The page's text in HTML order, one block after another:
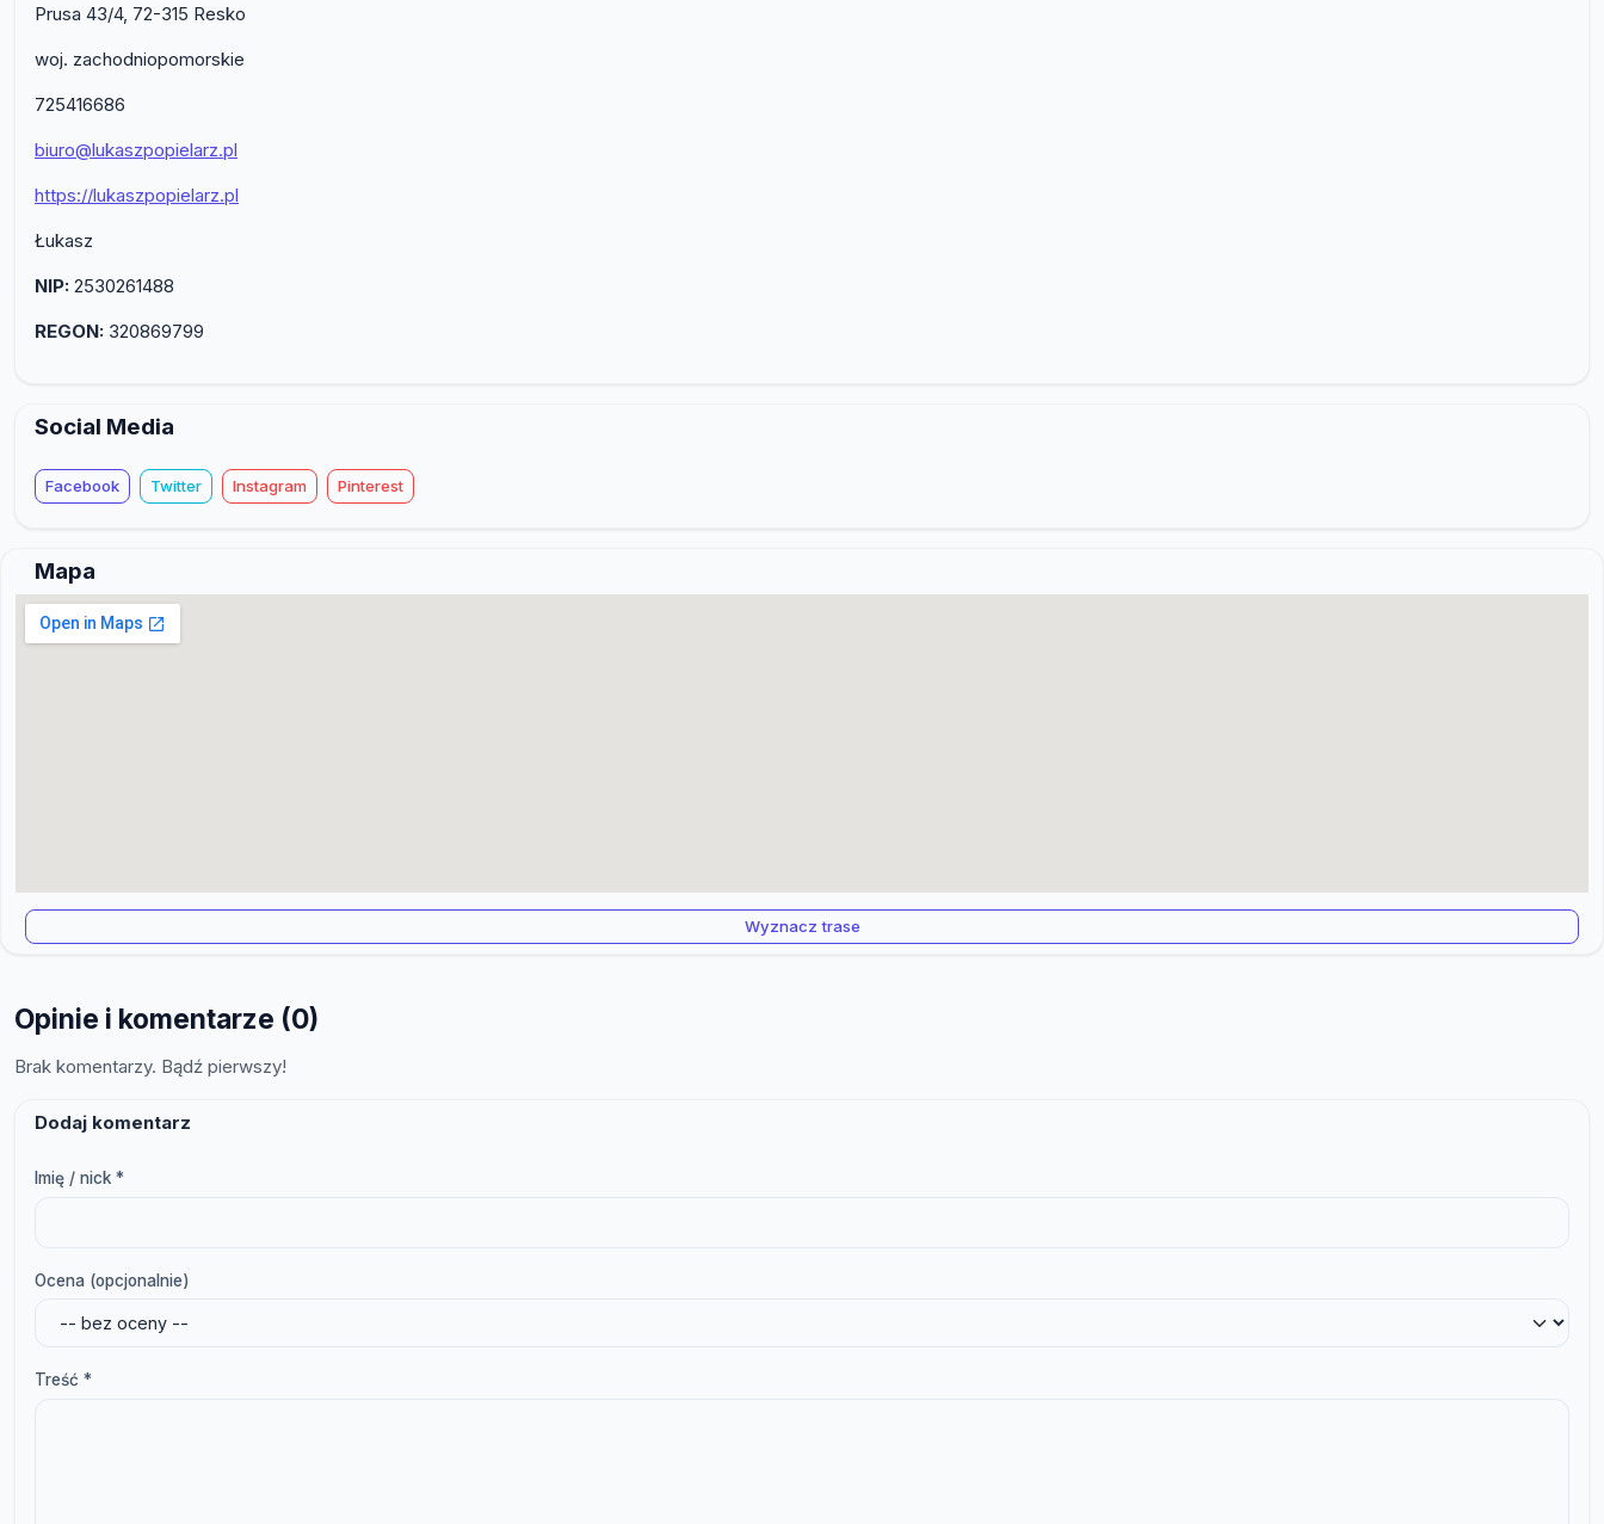
Prusa 43/4, 72-315 Resko
woj. zachodniopomorskie
725416686
biuro@lukaszpopielarz.pl
https://lukaszpopielarz.pl
Łukasz
NIP: 2530261488
REGON: 320869799
Social Media
Facebook Twitter Instagram Pinterest
Mapa
Wyznacz trase
Opinie i komentarze (0)
Brak komentarzy. Bądź pierwszy!
Dodaj komentarz
Imię / nick *
Ocena (opcjonalnie)
Treść *